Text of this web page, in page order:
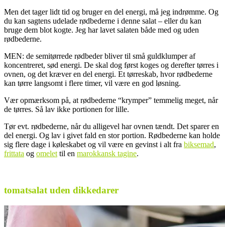
Men det tager lidt tid og bruger en del energi, må jeg indrømme. Og
du kan sagtens udelade rødbederne i denne salat – eller du kan
bruge dem blot kogte. Jeg har lavet salaten både med og uden
rødbederne.
MEN: de semitørrede rødbeder bliver til små guldklumper af
koncentreret, sød energi. De skal dog først koges og derefter tørres i
ovnen, og det kræver en del energi. Et tørreskab, hvor rødbederne
kan tørre langsomt i flere timer, vil være en god løsning.
Vær opmærksom på, at rødbederne “krymper” temmelig meget, når
de tørres. Så lav ikke portionen for lille.
Tør evt. rødbederne, når du alligevel har ovnen tændt. Det sparer en
del energi. Og lav i givet fald en stor portion. Rødbederne kan holde
sig flere dage i køleskabet og vil være en gevinst i alt fra biksemad,
frittata og omelet til en marokkansk tagine.
tomatsalat uden dikkedarer